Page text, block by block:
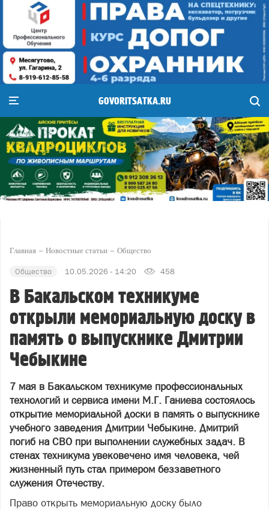
GOVORITSATKA.RU
Главная Новостные статьи Общество
Общество 10.05.2026 - 14:20 458
В Бакальском техникуме
открыли мемориальную доску в
память о выпускнике Дмитрии
Чебыкине
7 мая в Бакальском техникуме профессиональных
технологий и сервиса имени М.Г. Ганиева состоялось
открытие мемориальной доски в память о выпускнике
учебного заведения Дмитрии Чебыкине. Дмитрий
погиб на СВО при выполнении служебных задач. В
стенах техникума увековечено имя человека, чей
жизненный путь стал примером беззаветного
служения Отечеству.
Право открыть мемориальную доску было